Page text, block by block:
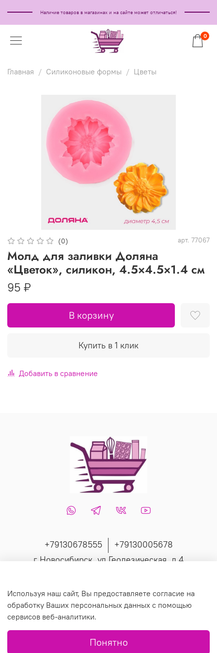
Наличие товаров в магазинах и на сайте может отличаться!
0
Главная Силиконовые формы Цветы
(0) арт. 77067
Молд для заливки Доляна
«Цветок», силикон, 4.5×4.5×1.4 см
95 ₽
В корзину
Купить в 1 клик
Добавить в сравнение
+79130678555
+79130005678
г Новосибирск, ул Геодезическая, д 4
© 2019 Любое использование контента без письменного
разрешения запрещено.
Используя наш сайт, Вы предоставляете согласие на
обработку Ваших персональных данных с помощью
сервисов веб-аналитики.
Понятно